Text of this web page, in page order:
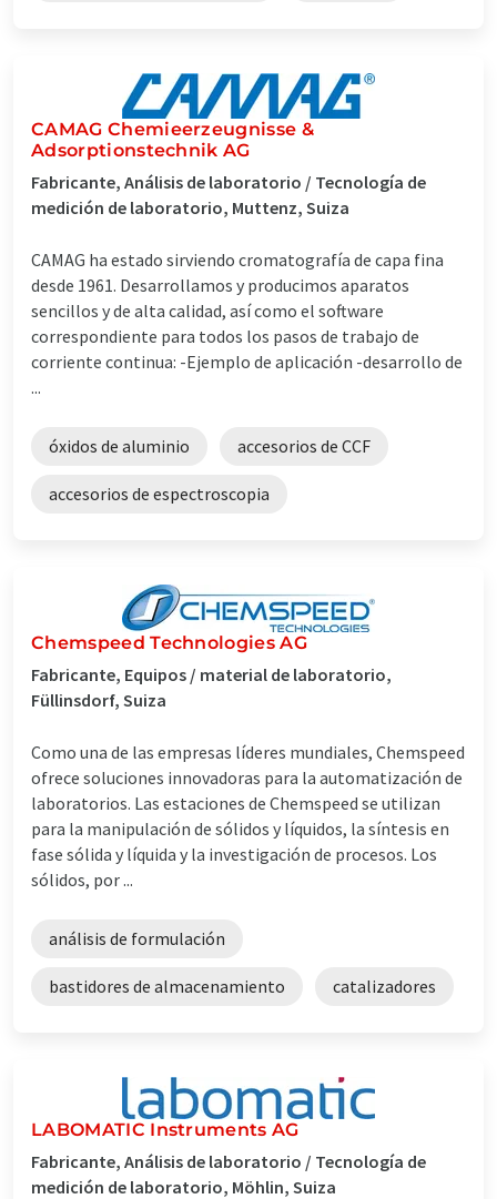
CAMAG Chemieerzeugnisse &
Adsorptionstechnik AG
Fabricante, Análisis de laboratorio / Tecnología de
medición de laboratorio, Muttenz, Suiza
CAMAG ha estado sirviendo cromatografía de capa fina
desde 1961. Desarrollamos y producimos aparatos
sencillos y de alta calidad, así como el software
correspondiente para todos los pasos de trabajo de
corriente continua: -Ejemplo de aplicación -desarrollo de
...
óxidos de aluminio accesorios de CCF
accesorios de espectroscopia
Chemspeed Technologies AG
Fabricante, Equipos / material de laboratorio,
Füllinsdorf, Suiza
Como una de las empresas líderes mundiales, Chemspeed
ofrece soluciones innovadoras para la automatización de
laboratorios. Las estaciones de Chemspeed se utilizan
para la manipulación de sólidos y líquidos, la síntesis en
fase sólida y líquida y la investigación de procesos. Los
sólidos, por ...
análisis de formulación
bastidores de almacenamiento catalizadores
LABOMATIC Instruments AG
Fabricante, Análisis de laboratorio / Tecnología de
medición de laboratorio, Möhlin, Suiza